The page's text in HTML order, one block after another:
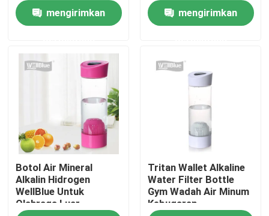
Kontrol kualitas
Hubungi kami
Permintaan Penawaran
Kendi air alkali
Kendi Air Klasik
Maxtra Water Pitcher
mengirimkan
mengirimkan
Botol Air Mineral
Alkalin Hidrogen
WellBlue Untuk
Olahraga Luar
Tritan Wallet Alkaline
Water Filter Bottle
Gym Wadah Air Minum
Kebugaran